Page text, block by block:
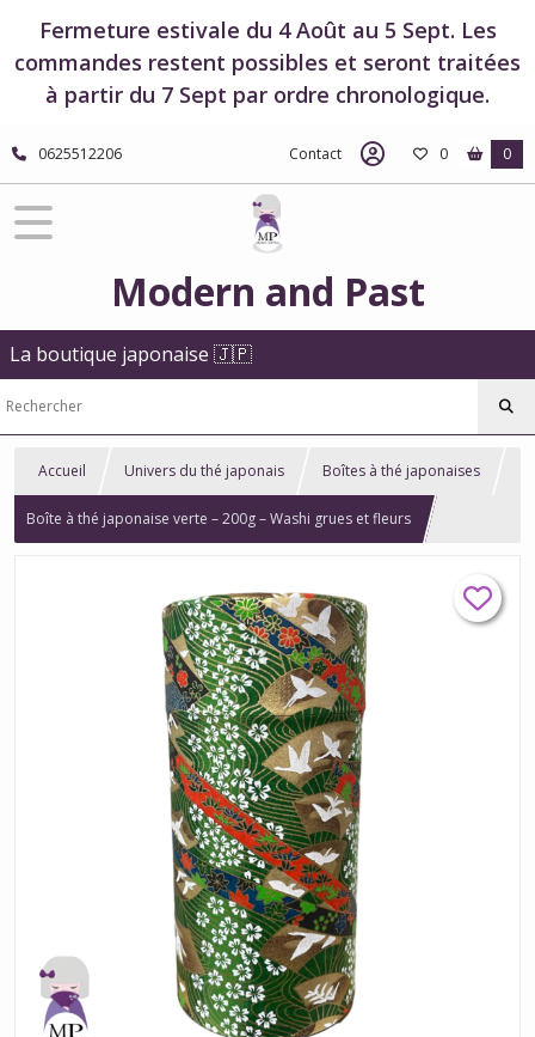
Fermeture estivale du 4 Août au 5 Sept. Les
commandes restent possibles et seront traitées
à partir du 7 Sept par ordre chronologique.
0625512206 Contact 0 0
Modern and Past
La boutique japonaise 🇯🇵
Accueil Univers du thé japonais Boîtes à thé japonaises
Boîte à thé japonaise verte – 200g – Washi grues et fleurs